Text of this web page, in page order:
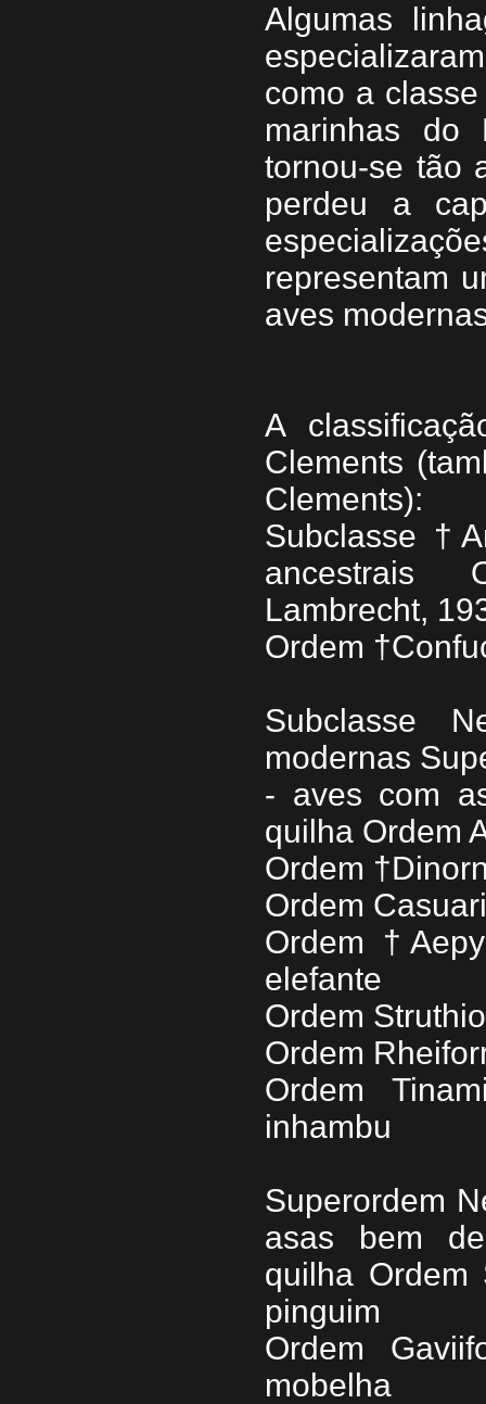
Algumas
como a
marinhas do
tornou-se tão
perdeu a
representam
aves
A
Clements
Clements):
Subclasse
ancestrais
Lambrecht,
Ordem
Subclasse
modernas
- aves com
quilha Ordem
Ordem
Ordem
Ordem
elefante
Ordem
Ordem
Ordem
inhambu
Superordem
asas bem
quilha Ordem
pinguim
Ordem
mobelha